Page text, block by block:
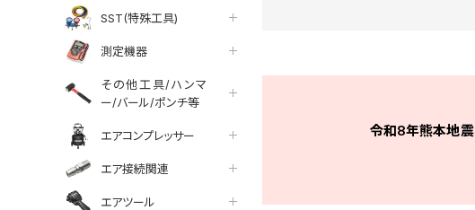
SST(特殊工具)
測定機器
その他工具/ハンマ
ー/バール/ポンチ等
エアコンプレッサー
エア接続関連
エアツール
令和8年熊本地震